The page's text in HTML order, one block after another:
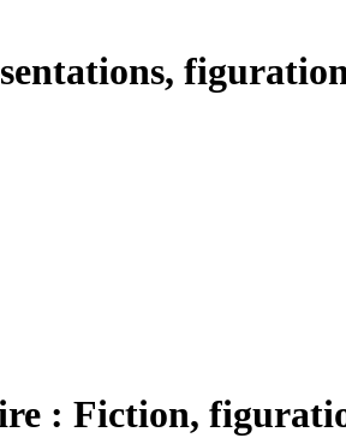
: Fiction,